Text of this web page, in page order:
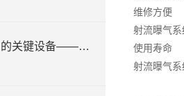
污水处理系统中的关键设备——硝化液回流泵
维修方便
射流曝气
使用寿命
射流曝气